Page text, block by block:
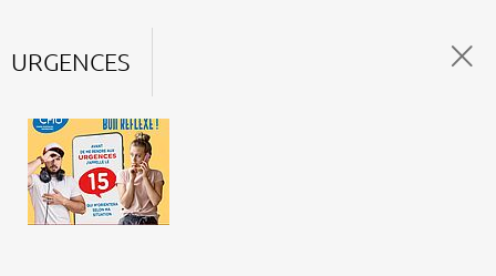
URGENCES